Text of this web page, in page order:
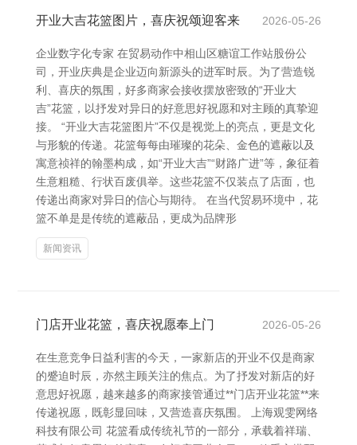
开业大吉花篮图片，喜庆祝颂迎客来 2026-05-26
企业数字化专家 在贸易动作中相山区糖谊工作站股份公
司，开业庆典是企业迈向新源头的进军时辰。为了营造锐
利、喜庆的氛围，好多商家会接收摆放密致的“开业大
吉”花篮，以抒发对异日的好意思好祝愿和对主顾的真挚迎
接。 “开业大吉花篮图片”不仅是视觉上的亮点，更是文化
与形貌的传递。花篮每每由璀璨的花朵、金色的遮蔽以及
寓意祯祥的翰墨构成，如“开业大吉”“财路广进”等，象征着
生意粗糙、行状百废俱举。这些花篮不仅装点了店面，也
传递出商家对异日的信心与期待。 在当代贸易环境中，花
篮不单是是传统的遮蔽品，更成为品牌形
新闻资讯
门店开业花篮，喜庆祝愿奉上门 2026-05-26
在生意竞争日益利害的今天，一家新店的开业不仅是商家
的蹙迫时辰，亦然主顾关注的焦点。为了抒发对新店的好
意思好祝愿，越来越多的商家接管通过**门店开业花篮**来
传递祝愿，既彰显回味，又营造喜庆氛围。 上海观雯网络
科技有限公司 花篮看成传统礼节的一部分，承载着祥瑞、